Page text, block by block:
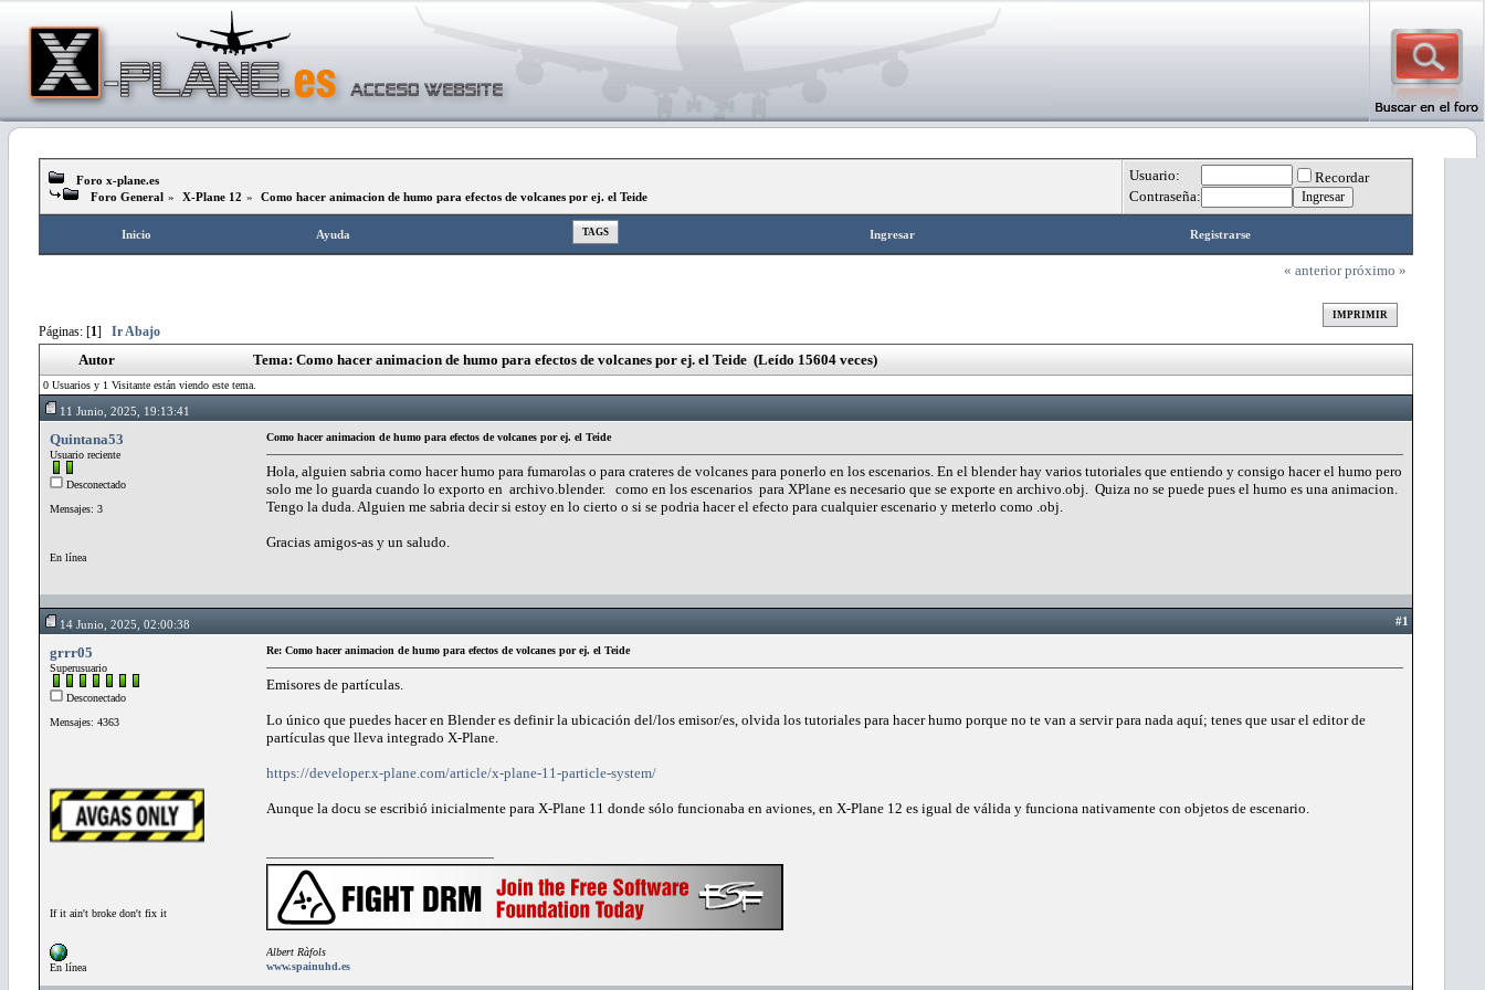
Foro x-plane.es
Foro General » X-Plane 12 » Como hacer animacion de humo para efectos de volcanes por ej. el Teide
Usuario:
Recordar
Contraseña:
Inicio Ayuda TAGS Ingresar Registrarse
Páginas: [1] Ir Abajo
« anterior próximo »
IMPRIMIR
Autor Tema: Como hacer animacion de humo para efectos de volcanes por ej. el Teide (Leído 15604 veces)
0 Usuarios y 1 Visitante están viendo este tema.
11 Junio, 2025, 19:13:41
Quintana53
Usuario reciente
Desconectado
Mensajes: 3
En línea
Como hacer animacion de humo para efectos de volcanes por ej. el Teide
Hola, alguien sabria como hacer humo para fumarolas o para crateres de volcanes para ponerlo en los escenarios. En el blender hay varios tutoriales que entiendo y consigo hacer el humo pero
solo me lo guarda cuando lo exporto en archivo.blender. como en los escenarios para XPlane es necesario que se exporte en archivo.obj. Quiza no se puede pues el humo es una animacion.
Tengo la duda. Alguien me sabria decir si estoy en lo cierto o si se podria hacer el efecto para cualquier escenario y meterlo como .obj.
Gracias amigos-as y un saludo.
14 Junio, 2025, 02:00:38 #1
grrr05
Superusuario
Desconectado
Mensajes: 4363
If it ain't broke don't fix it
En línea
Re: Como hacer animacion de humo para efectos de volcanes por ej. el Teide
Emisores de partículas.
Lo único que puedes hacer en Blender es definir la ubicación del/los emisor/es, olvida los tutoriales para hacer humo porque no te van a servir para nada aquí; tenes que usar el editor de
partículas que lleva integrado X-Plane.
https://developer.x-plane.com/article/x-plane-11-particle-system/
Aunque la docu se escribió inicialmente para X-Plane 11 donde sólo funcionaba en aviones, en X-Plane 12 es igual de válida y funciona nativamente con objetos de escenario.
Albert Ràfols
www.spainuhd.es